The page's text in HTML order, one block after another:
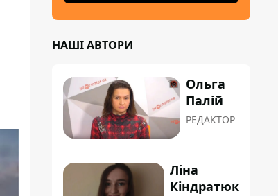
НАШІ АВТОРИ
Ольга
Палій
РЕДАКТОР
Ліна
Кіндратюк